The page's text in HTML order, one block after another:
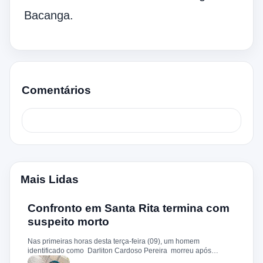
Bacanga.
Comentários
Mais Lidas
Confronto em Santa Rita termina com
suspeito morto
Nas primeiras horas desta terça-feira (09), um homem
identificado como Darliton Cardoso Pereira morreu após
confronto com a Polícia Militar no povoado Timbotiba, zona rural